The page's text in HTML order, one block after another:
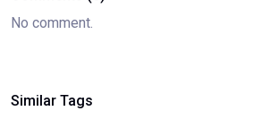
No comment.
Similar Tags